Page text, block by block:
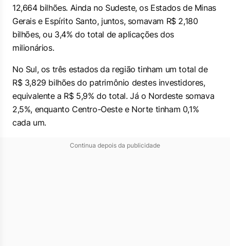
12,664 bilhões. Ainda no Sudeste, os Estados de Minas
Gerais e Espírito Santo, juntos, somavam R$ 2,180
bilhões, ou 3,4% do total de aplicações dos
milionários.
No Sul, os três estados da região tinham um total de
R$ 3,829 bilhões do patrimônio destes investidores,
equivalente a R$ 5,9% do total. Já o Nordeste somava
2,5%, enquanto Centro-Oeste e Norte tinham 0,1%
cada um.
Continua depois da publicidade